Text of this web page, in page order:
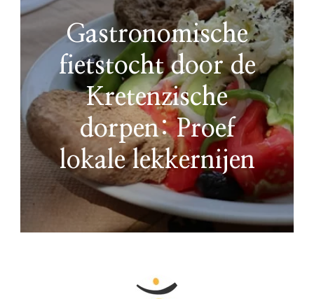
Gastronomische
fietstocht door de
Kretenzische
dorpen: Proef
lokale lekkernijen